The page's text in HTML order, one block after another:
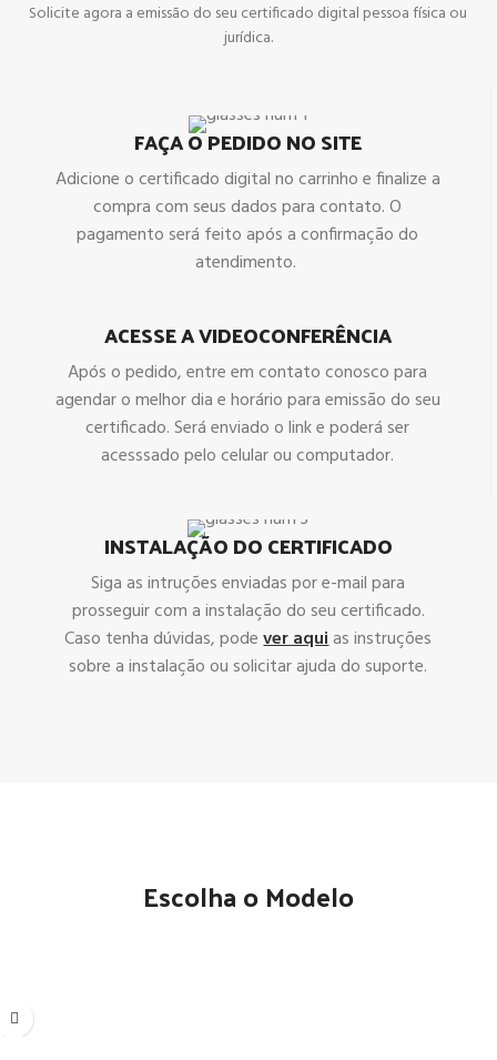
Solicite agora a emissão do seu certificado digital pessoa física ou
jurídica.
FAÇA O PEDIDO NO SITE
Adicione o certificado digital no carrinho e finalize a
compra com seus dados para contato. O
pagamento será feito após a confirmação do
atendimento.
ACESSE A VIDEOCONFERÊNCIA
Após o pedido, entre em contato conosco para
agendar o melhor dia e horário para emissão do seu
certificado. Será enviado o link e poderá ser
acesssado pelo celular ou computador.
INSTALAÇÃO DO CERTIFICADO
Siga as intruções enviadas por e-mail para
prosseguir com a instalação do seu certificado.
Caso tenha dúvidas, podever aquias instruções
sobre a instalação ou solicitar ajuda do suporte.
Escolha o Modelo